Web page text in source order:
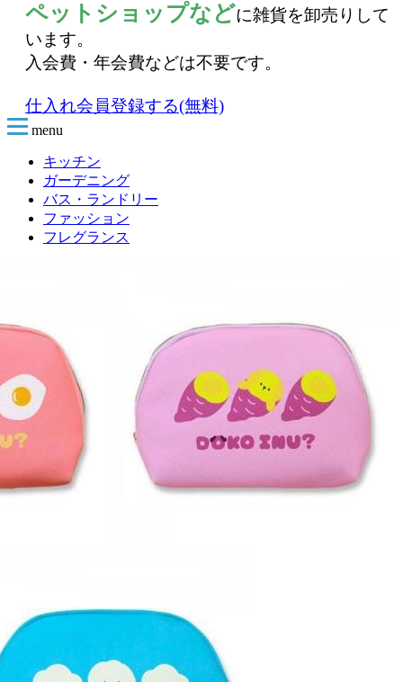
ペットショップなどに雑貨を卸売りして
います。
入会費・年会費などは不要です。
仕入れ会員登録する(無料)
menu
キッチン
ガーデニング
バス・ランドリー
ファッション
フレグランス